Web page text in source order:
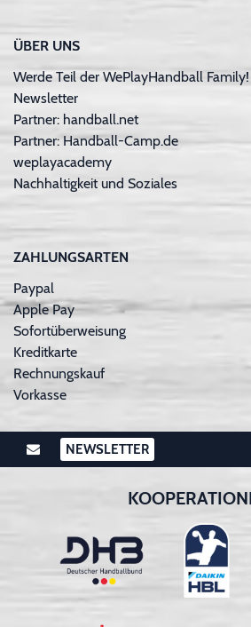
ÜBER UNS
Werde Teil der WePlayHandball Family!
Newsletter
Partner: handball.net
Partner: Handball-Camp.de
weplayacademy
Nachhaltigkeit und Soziales
ZAHLUNGSARTEN
Paypal
Apple Pay
Sofortüberweisung
Kreditkarte
Rechnungskauf
Vorkasse
NEWSLETTER